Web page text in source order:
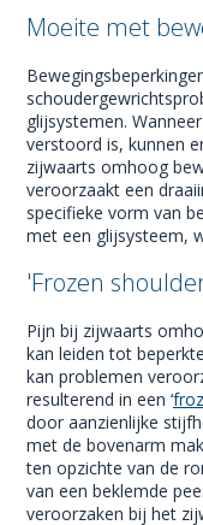
Moeite met
glijsystemen.
verstoord is, kunnen
zijwaarts omhoog
veroorzaakt een
specifieke vorm van
met een glijsysteem,
'Frozen
Pijn bij zijwaarts
kan leiden tot
kan problemen
resulterend in een ‘
door aanzienlijke
met de bovenarm
ten opzichte van de
van een beklemde
veroorzaken bij het